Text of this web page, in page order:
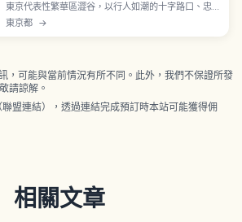
東京代表性繁華區澀谷，以行人如潮的十字路口、忠
犬八公像、SHIBUYA109 以及 MIYASHITA PARK 等
線。
東京都 →
，可能與當前情況有所不同。此外，我們不保證所發
請諒解。
盟連結），透過連結完成預訂時本站可能獲得佣
相關文章